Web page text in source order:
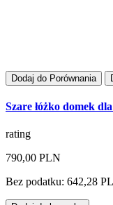
Dodaj do Porównania
Szare łóżko domek
rating
790,00 PLN
Bez podatku: 642,28